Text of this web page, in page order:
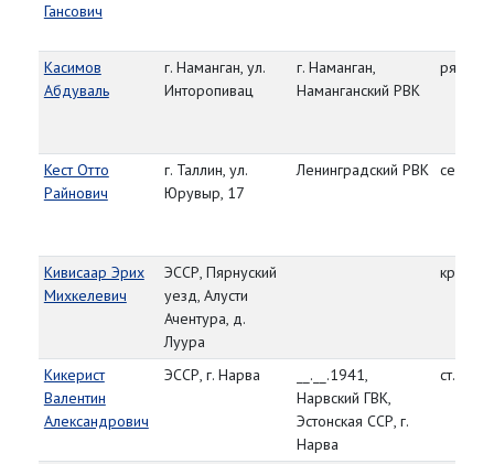
Гансович
Касимов
Абдуваль
г. Наманган, ул.
Инторопивац
г. Наманган,
Наманганский РВК
Кест Отто
Райнович
г. Таллин, ул.
Юрувыр, 17
Ленинградский РВК сержант
Кивисаар Эрих
Михкелевич
ЭССР, Пярнуский
уезд, Алусти
Ачентура, д.
Луура
Кикерист
Валентин
Александрович
ЭССР, г. Нарва
__.__.1941,
Нарвский ГВК,
Эстонская ССР, г.
Нарва
ст.